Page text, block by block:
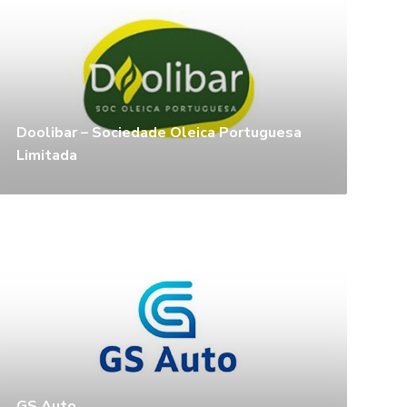
Doolibar – Sociedade Oleica Portuguesa
Limitada